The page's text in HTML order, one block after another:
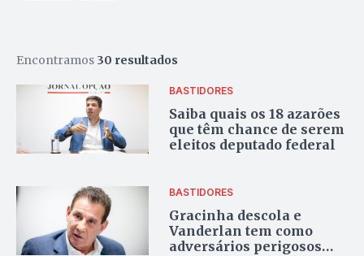
Encontramos 30 resultados
BASTIDORES
Saiba quais os 18 azarões
que têm chance de serem
eleitos deputado federal
BASTIDORES
Gracinha descola e
Vanderlan tem como
adversários perigosos